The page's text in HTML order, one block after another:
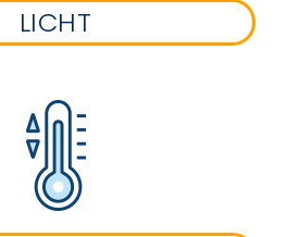
LICHT